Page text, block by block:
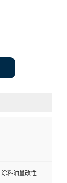
料油墨改性